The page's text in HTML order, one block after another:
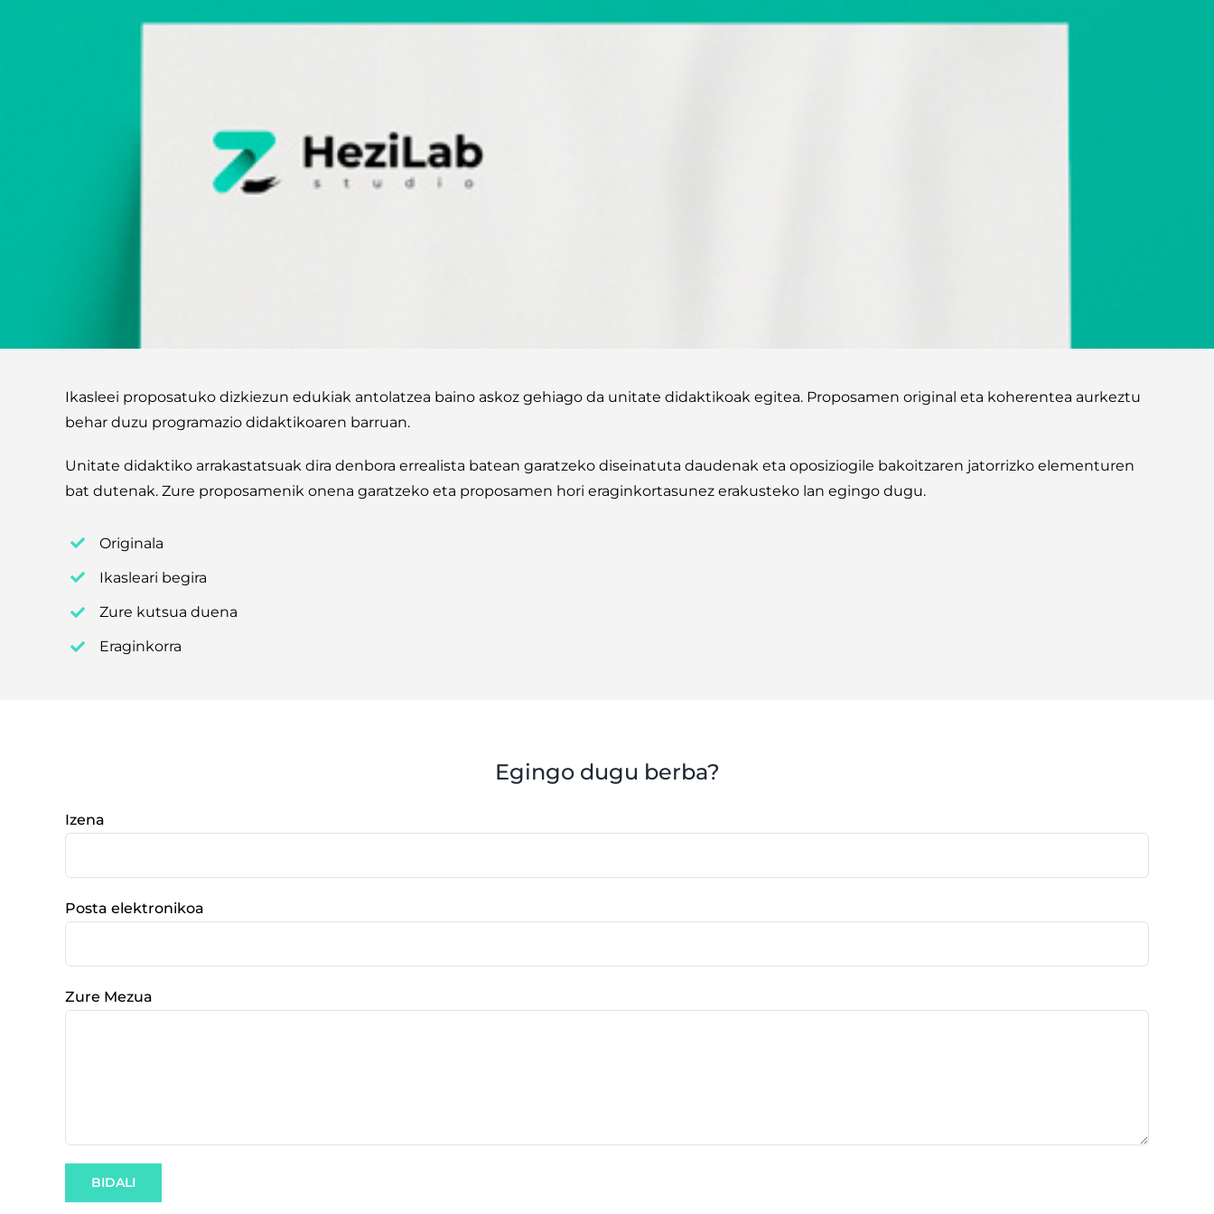
Ikasleei proposatuko dizkiezun edukiak antolatzea baino askoz gehiago da unitate didaktikoak egitea. Proposamen original eta koherentea aurkeztu
behar duzu programazio didaktikoaren barruan.
Unitate didaktiko arrakastatsuak dira denbora errealista batean garatzeko diseinatuta daudenak eta oposiziogile bakoitzaren jatorrizko elementuren
bat dutenak. Zure proposamenik onena garatzeko eta proposamen hori eraginkortasunez erakusteko lan egingo dugu.
Originala
Ikasleari begira
Zure kutsua duena
Eraginkorra
Egingo dugu berba?
Izena
Posta elektronikoa
Zure Mezua